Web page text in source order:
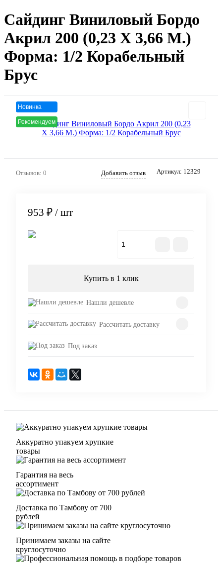
Сайдинг Виниловый Бордо
Акрил 200 (0,23 Х 3,66 М.)
Форма: 1/2 Корабельный
Брус
Новинка
Рекомендуем
Отзывов: 0 Добавить отзыв Артикул: 12329
953 ₽ / шт
Купить в 1 клик
Нашли дешевле
Рассчитать доставку
Под заказ
Аккуратно упакуем хрупкие
товары
Гарантия на весь
ассортимент
Доставка по Тамбову от 700
рублей
Принимаем заказы на сайте
круглосуточно